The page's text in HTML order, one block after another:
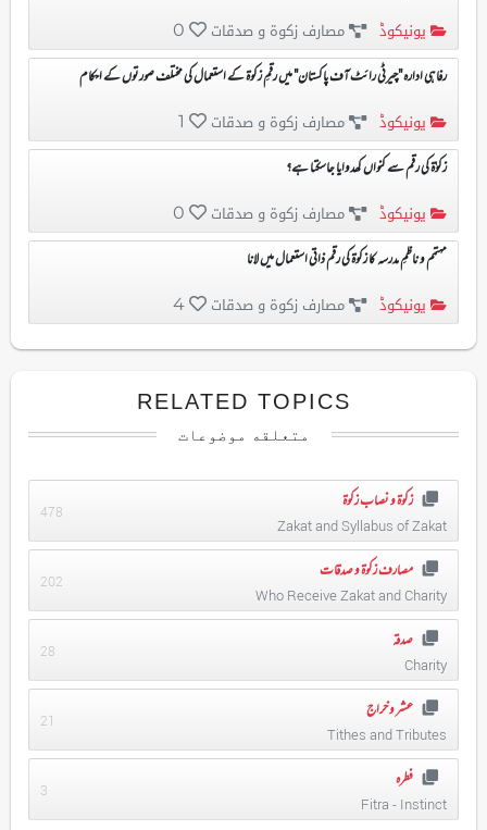
یونیکوڈ مصارف زکوۃ و صدقات 0
رفاہی ادارہ "چیرٹی رائٹ آف پاکستان" میں رقمِ زکوۃ کے استعمال کی مختلف صورتوں کے احکام
یونیکوڈ مصارف زکوۃ و صدقات 1
زکوٰۃ کی رقم سے کنواں کھدوایا جاسکتا ہے؟
یونیکوڈ مصارف زکوۃ و صدقات 0
مہتمم و ناظمِ مدرسہ کا زکوۃ کی رقم ذاتی استعمال میں لانا
یونیکوڈ مصارف زکوۃ و صدقات 4
RELATED TOPICS
متعلقه موضوعات
زکوۃ و نصاب زکوۃ
Zakat and Syllabus of Zakat
478
مصارف زکوۃ و صدقات
Who Receive Zakat and Charity
202
صدقہ
Charity
28
عشر و خراج
Tithes and Tributes
21
فطرہ
Fitra - Instinct
3